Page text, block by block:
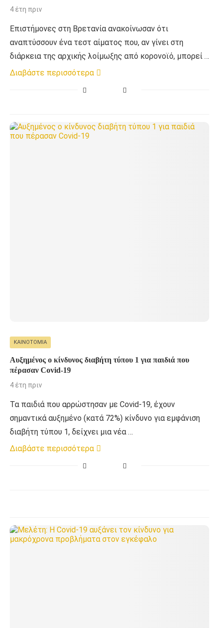
4 έτη πριν
Επιστήμονες στη Βρετανία ανακοίνωσαν ότι
αναπτύσσουν ένα τεστ αίματος που, αν γίνει στη
διάρκεια της αρχικής λοίμωξης από κορονοϊό, μπορεί …
Διαβάστε περισσότερα
ΚΑΙΝΟΤΟΜΊΑ
Αυξημένος ο κίνδυνος διαβήτη τύπου 1 για παιδιά που
πέρασαν Covid-19
4 έτη πριν
Τα παιδιά που αρρώστησαν με Covid-19, έχουν
σημαντικά αυξημένο (κατά 72%) κίνδυνο για εμφάνιση
διαβήτη τύπου 1, δείχνει μια νέα …
Διαβάστε περισσότερα